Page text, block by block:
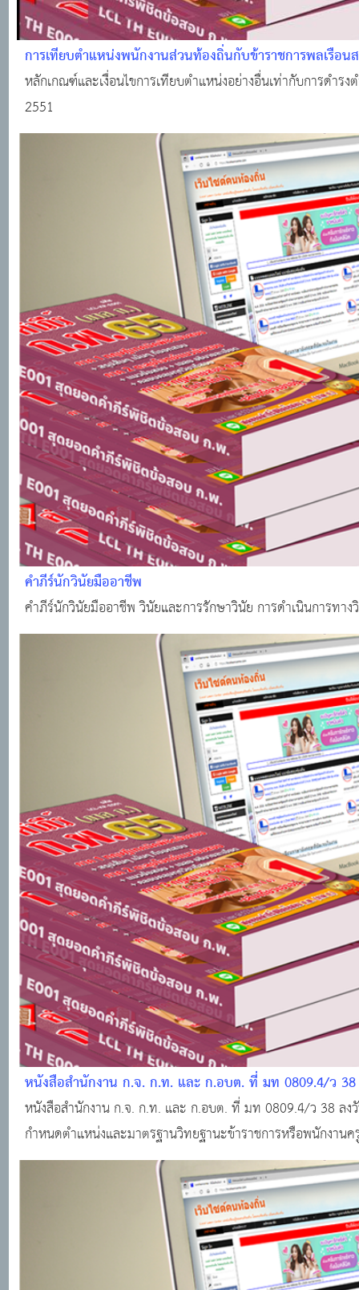
การเทียบตำแหน่งพนักงานส่วนท้องถิ่นกับข้าราชการพลเรือ
หลักเกณฑ์และเงื่อนไขการเทียบตำแหน่งอย่างอื่นเท่ากับการดำ
2551
คำภีร์นักวินัยมืออาชีพ
คำภีร์นักวินัยมืออาชีพ วินัยและการรักษาวินัย การดำเนินการทา
หนังสือสำนักงาน ก.จ. ก.ท. และ ก.อบต. ที่ มท 0809.4/ว
หนังสือสำนักงาน ก.จ. ก.ท. และ ก.อบต. ที่ มท 0809.4/ว 38 ลง
กำหนดตำแหน่งและมาตรฐานวิทยฐานะข้าราชการหรือพนักงาน